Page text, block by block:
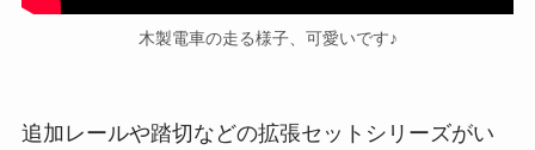
木製電車の走る様子、可愛いです♪
追加レールや踏切などの拡張セットシリーズがい